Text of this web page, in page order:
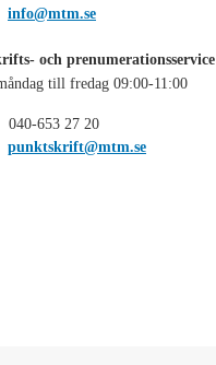
info@mtm.se
och prenumerationsservice
till fredag 09:00-11:00
040-653 27 20
punktskrift@mtm.se